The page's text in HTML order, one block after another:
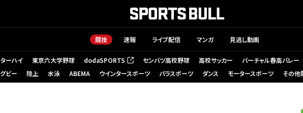
競技 速報 ライブ配信 マンガ 見逃し動画
ーハイ 東京六大学野球 dodaSPORTS
（新しいタブで開く） センバツ高校野球 高校サッカー バーチャル春高バレー
ビー 陸上 水泳 ABEMA ウインタースポーツ パラスポーツ ダンス モータースポーツ その他